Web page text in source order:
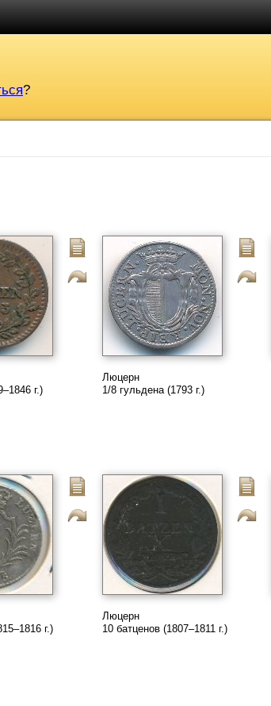
?
г.)
Люцерн
1/8 гульдена (1793 г.)
г.)
Люцерн
10 батценов (1807–1811 г.)